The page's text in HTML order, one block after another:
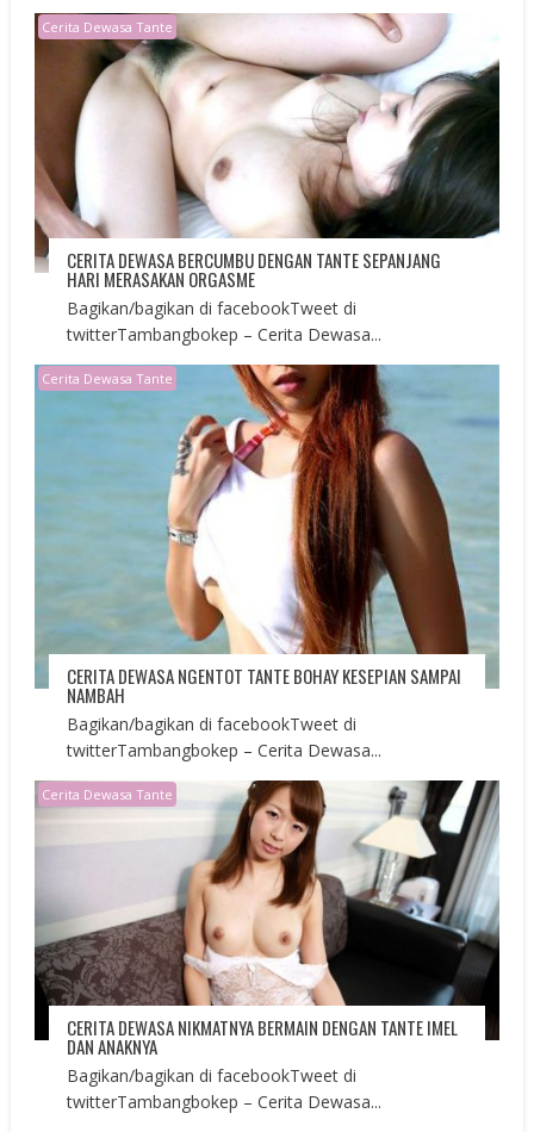
Cerita Dewasa Tante
CERITA DEWASA BERCUMBU DENGAN TANTE SEPANJANG
HARI MERASAKAN ORGASME
Bagikan/bagikan di facebookTweet di
twitterTambangbokep – Cerita Dewasa...
Cerita Dewasa Tante
CERITA DEWASA NGENTOT TANTE BOHAY KESEPIAN SAMPAI
NAMBAH
Bagikan/bagikan di facebookTweet di
twitterTambangbokep – Cerita Dewasa...
Cerita Dewasa Tante
CERITA DEWASA NIKMATNYA BERMAIN DENGAN TANTE IMEL
DAN ANAKNYA
Bagikan/bagikan di facebookTweet di
twitterTambangbokep – Cerita Dewasa...